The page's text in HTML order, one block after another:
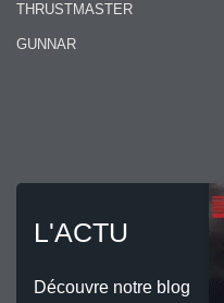
THRUSTMASTER
GUNNAR
L'ACTU
Découvre notre blog